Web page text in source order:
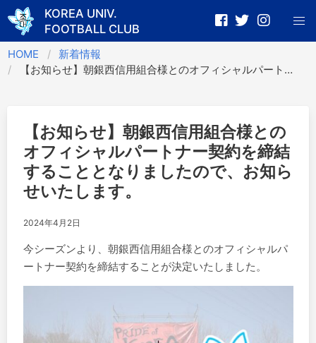
Skip
to
content
KOREA UNIV.
FOOTBALL CLUB
HOME
新着情報
【お知らせ】朝銀西信用組合様とのオフィシャルパートナー契約を締結することとなりましたので、お知らせいたします。
【お知らせ】朝銀西信用組合様との
オフィシャルパートナー契約を締結
することとなりましたので、お知ら
せいたします。
2024年4月2日
今シーズンより、朝銀西信用組合様とのオフィシャルパ
ートナー契約を締結することが決定いたしました。